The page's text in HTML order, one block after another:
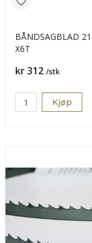
BÅNDSAGBLAD
X6T
Pris
kr 312 /stk
Kjøp